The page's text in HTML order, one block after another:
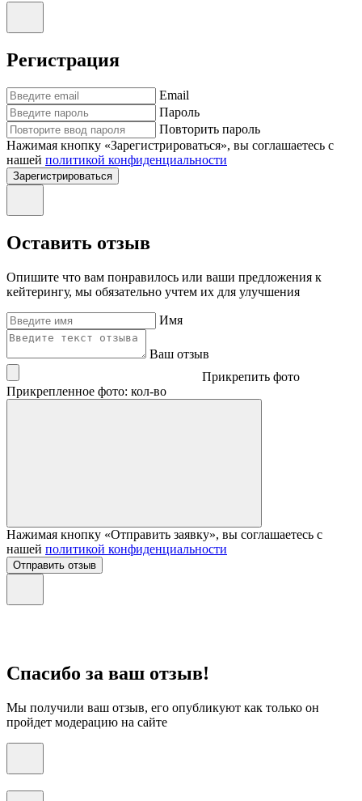
Регистрация
Email
Пароль
Повторить пароль
Нажимая кнопку «Зарегистрироваться», вы соглашаетесь с
нашей политикой конфиденциальности
Зарегистрироваться
Оставить отзыв
Опишите что вам понравилось или ваши предложения к
кейтерингу, мы обязательно учтем их для улучшения
Имя
Ваш отзыв
Прикрепить фото
Прикрепленное фото: кол-во
Нажимая кнопку «Отправить заявку», вы соглашаетесь с
нашей политикой конфиденциальности
Отправить отзыв
Спасибо за ваш отзыв!
Мы получили ваш отзыв, его опубликуют как только он
пройдет модерацию на сайте